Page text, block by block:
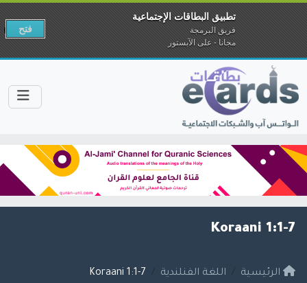
Koraani 1:1-7
الرئيسية اللغة الفنلندية Koraani 1:1-7
تطبيق البطاقات الإجتماعية
فريق البرمجة
مجانا - على الآبستور
فتح